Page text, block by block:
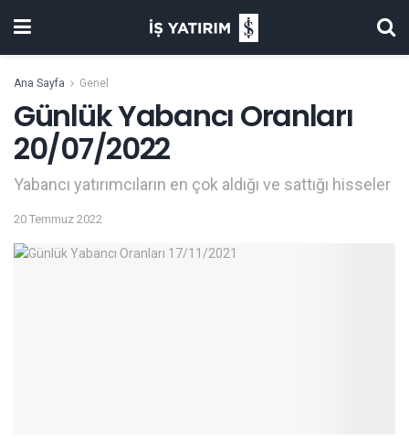
Ana Sayfa Genel
Günlük Yabancı Oranları
20/07/2022
Yabancı yatırımcıların en çok aldığı ve sattığı hisseler
20 Temmuz 2022